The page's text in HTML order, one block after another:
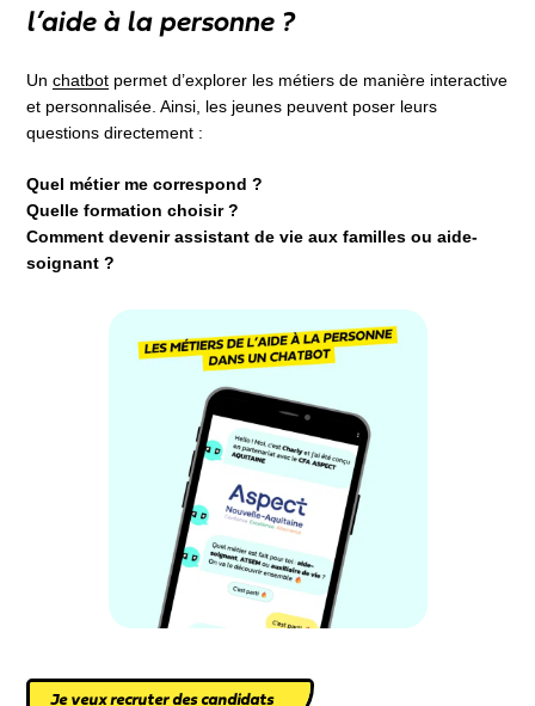
l’aide à la personne ?
Unchatbot permet d’explorer les métiers de manière interactive
et personnalisée. Ainsi, les jeunes peuvent poser leurs
questions directement :
Quel métier me correspond ?
Quelle formation choisir ?
Comment devenir assistant de vie aux familles ou aide-
soignant ?
Je veux recruter des candidats